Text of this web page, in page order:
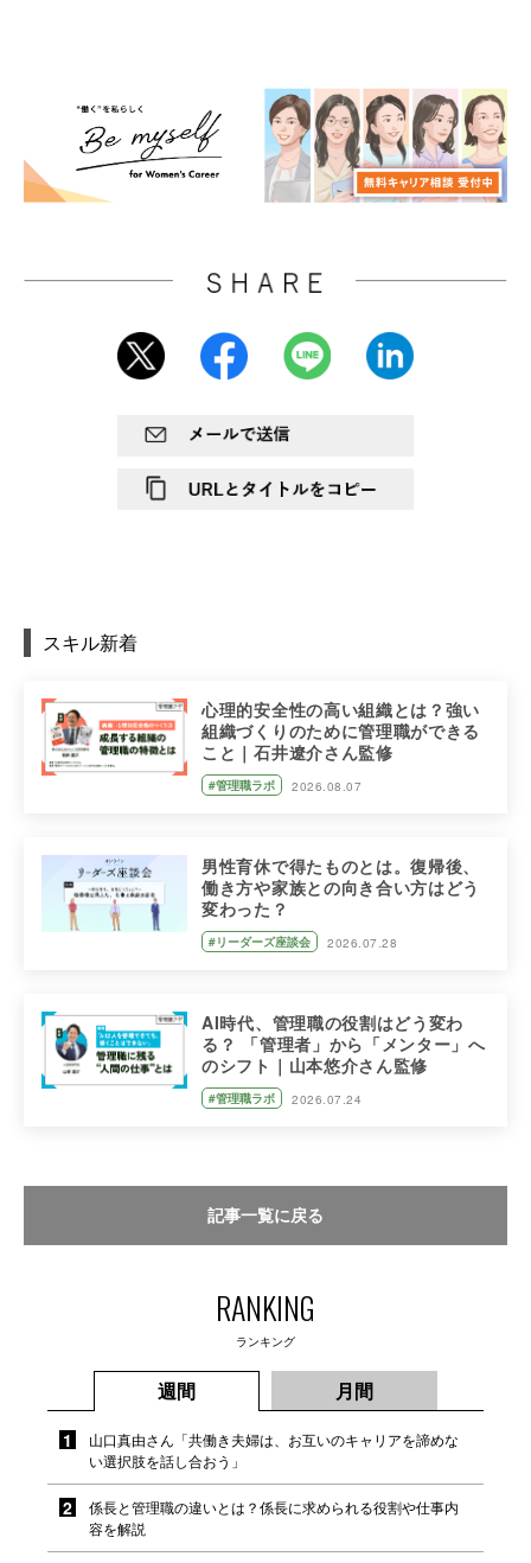
スキル新着
心理的安全性の高い組織とは？強い
組織づくりのために管理職ができる
こと｜石井遼介さん監修
#管理職ラボ 2026.08.07
男性育休で得たものとは。復帰後、
働き方や家族との向き合い方はどう
変わった？
#リーダーズ座談会 2026.07.28
AI時代、管理職の役割はどう変わ
る？ 「管理者」から「メンター」へ
のシフト｜山本悠介さん監修
#管理職ラボ 2026.07.24
記事一覧に戻る
RANKING
ランキング
週間 月間
山口真由さん「共働き夫婦は、お互いのキャリアを諦めな
い選択肢を話し合おう」
係長と管理職の違いとは？係長に求められる役割や仕事内
容を解説